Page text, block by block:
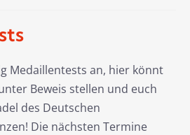
Medaillentests an, hier könnt
Beweis stellen und euch
des Deutschen
Die nächsten Termine